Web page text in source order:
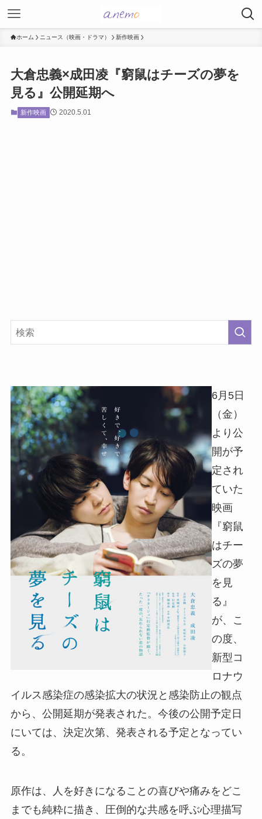
ホーム ニュース（映画・ドラマ） 新作映画
大倉忠義×成田凌『窮鼠はチーズの夢を
見る』公開延期へ
新作映画 2020.5.01
6月5日
（金）
より公
開が予
定され
ていた
映画
『窮鼠
はチー
ズの夢
を見
る』
が、こ
の度、
新型コ
ロナウ
イルス感染症の感染拡大の状況と感染防止の観点
から、公開延期が発表された。今後の公開予定日
にいては、決定次第、発表される予定となってい
る。
原作は、人を好きになることの喜びや痛みをどこ
までも純粋に描き、圧倒的な共感を呼ぶ心理描写